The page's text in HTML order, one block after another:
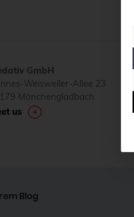
GmbH
Weisweiler-Allee 23
Mönchengladbach
us
Blog